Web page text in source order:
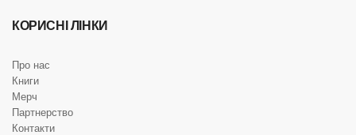
КОРИСНІ ЛІНКИ
Про нас
Книги
Мерч
Партнерство
Контакти